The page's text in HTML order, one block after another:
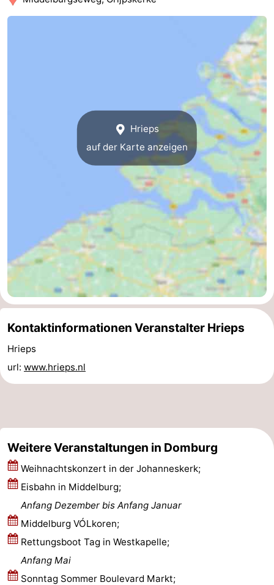
Route
Renesse
Brouwershaven
-
Bruinisse
-
Zierikzee
-
Natur
-
van
Schouwen
Veere
-
Natur
Oranjezon
-
Oostkapelle
-
Natur
de
-
Westkapelle
-
Hrieps
auf der Karte anzeigen
Kontaktinformationen Veranstalter Hrieps
Hrieps
url: www.hrieps.nl
Weitere Veranstaltungen in Domburg
Weihnachtskonzert in der Johanneskerk;
Eisbahn in Middelburg;
Anfang Dezember bis Anfang Januar
Middelburg VÓLkoren;
Rettungsboot Tag in Westkapelle;
Anfang Mai
Sonntag Sommer Boulevard Markt;